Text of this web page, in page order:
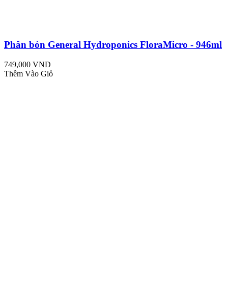
Phân bón General Hydroponics FloraMicro - 946ml
749,000 VND
Thêm Vào Giỏ